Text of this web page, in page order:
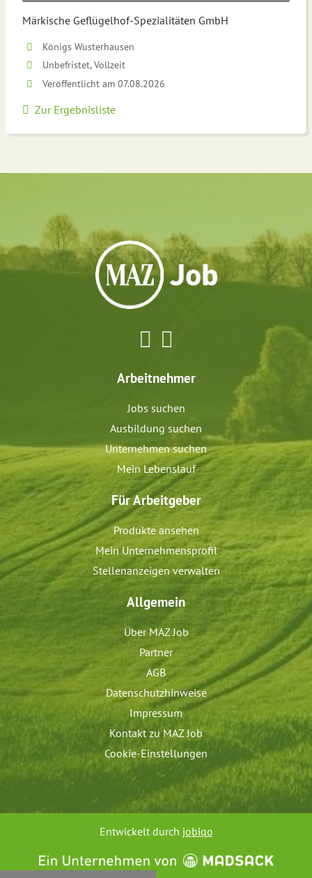
Märkische Geflügelhof-Spezialitäten GmbH
Königs Wusterhausen
Unbefristet, Vollzeit
Veröffentlicht am 07.08.2026
Zur Ergebnisliste
Arbeitnehmer
Jobs suchen
Ausbildung suchen
Unternehmen suchen
Mein Lebenslauf
Für Arbeitgeber
Produkte ansehen
Mein Unternehmensprofil
Stellenanzeigen verwalten
Allgemein
Über MAZ Job
Partner
AGB
Datenschutzhinweise
Impressum
Kontakt zu MAZ Job
Cookie-Einstellungen
Entwickelt durch jobiqo